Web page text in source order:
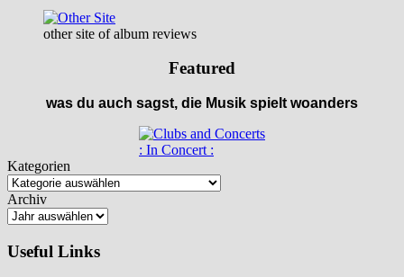
other site of album reviews
Featured
was du auch sagst, die Musik spielt woanders
: In Concert :
Kategorien
Archiv
Useful Links